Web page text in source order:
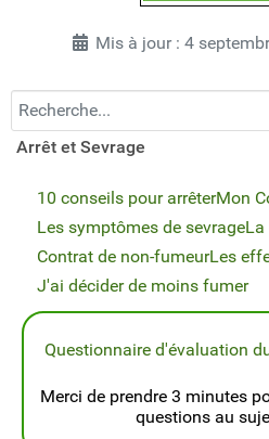
Mis à jour : 4
Recherchez...
Arrêt et Sevrage
10 conseils pour arrêterMon
Les symptômes de sevrageLa
Contrat de non-fumeurLes
J'ai décider de moins fumer
Questionnaire d'évaluation
Merci de prendre 3 minutes
questions au